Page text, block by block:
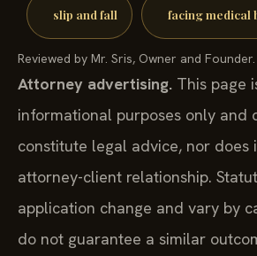
slip and fall facing medical
Reviewed by Mr. Sris, Owner and Founder.
Attorney advertising. This page
informational purposes only and
constitute legal advice, nor does
attorney-client relationship.
application change and vary by
do not guarantee a similar